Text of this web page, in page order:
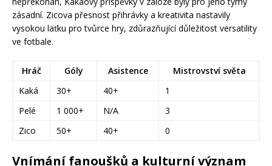
zásadní. Zicova přesnost přihrávky a kreativita nastavily
vysokou laťku pro tvůrce hry, zdůrazňující důležitost versatility
ve fotbale.
Hráč Góly Asistence
Mistrovství světa
Kaká
30+ 40+
1
Pelé
1 000+ N/A
3
Zico
50+ 40+ 0
Vnímání fanoušků a kulturní význam